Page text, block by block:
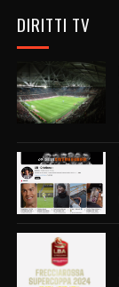
DIRITTI TV